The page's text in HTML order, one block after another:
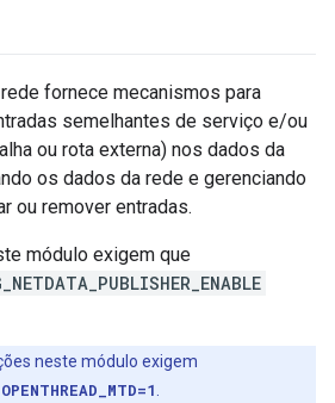
fornece mecanismos para
semelhantes de serviço e/ou
ou rota externa) nos dados da
os dados da rede e gerenciando
ou remover entradas.
módulo exigem que
neste módulo exigem
OPENTHREAD_MTD=1